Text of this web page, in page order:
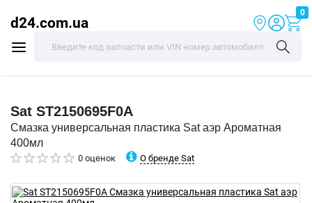
d24.com.ua
0
Sat ST2150695F0A
Смазка универсальная пластика Sat аэр Ароматная
400мл
0 оценок О бренде Sat